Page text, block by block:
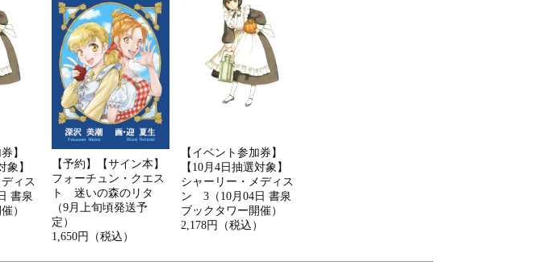
】
象】
ィス
書泉
）
【予約】【サイン本】
フォーチュン・クエス
ト 迷いの森のリタ
（9月上旬頃発送予
定）
1,650円（税込）
【イベント参加券】
【10月4日抽選対象】
シャーリー・メディス
ン 3（10月04日 書泉
ブックタワー開催）
2,178円（税込）